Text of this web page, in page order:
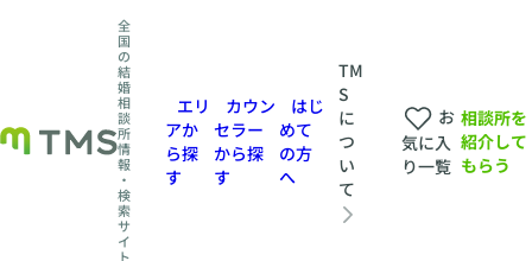
全
国
の
結
婚
相
談
所
情
報
・
検
索
サ
イ
ト
エリ
アか
ら探
す
カウン
セラー
から探
す
はじ
めて
の方
へ
TM
S
に
つ
い
て
お
気に入
り一覧
相談所を
紹介して
もらう